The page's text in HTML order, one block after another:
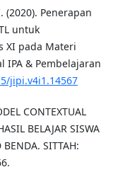
Penerapan
untuk
XI pada Materi
IPA & Pembelajaran
jipi.v4i1.14567
CONTEXTUAL
BELAJAR SISWA
BENDA. SITTAH: